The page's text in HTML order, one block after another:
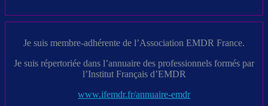
Je suis membre-adhérente de l’Association EMDR France.
Je suis répertoriée dans l’annuaire des professionnels formés par
l’Institut Français d’EMDR
www.ifemdr.fr/annuaire-emdr